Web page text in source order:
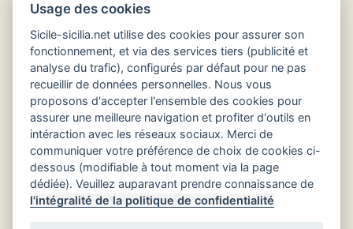
Hôtels en Sicile
Usage des cookies
Sicile-sicilia.net utilise des cookies pour assurer son
fonctionnement, et via des services tiers (publicité et
analyse du trafic), configurés par défaut pour ne pas
recueillir de données personnelles. Nous vous
proposons d'accepter l'ensemble des cookies pour
assurer une meilleure navigation et profiter d'outils en
intéraction avec les réseaux sociaux. Merci de
communiquer votre préférence de choix de cookies ci-
dessous (modifiable à tout moment via la page
dédiée). Veuillez auparavant prendre connaissance de
l'intégralité de la politique de confidentialité